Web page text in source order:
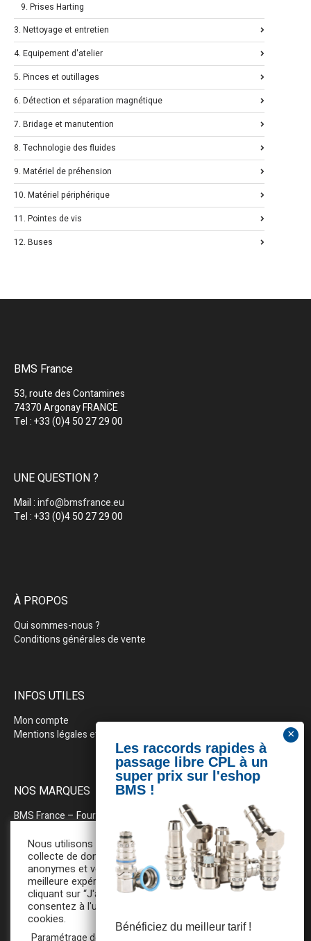
9. Prises Harting
3. Nettoyage et entretien
4. Equipement d'atelier
5. Pinces et outillages
6. Détection et séparation magnétique
7. Bridage et manutention
8. Technologie des fluides
9. Matériel de préhension
10. Matériel périphérique
11. Pointes de vis
12. Buses
BMS France
53, route des Contamines
74370 Argonay FRANCE
Tel : +33 (0)4 50 27 29 00
UNE QUESTION ?
Mail :info@bmsfrance.eu
Tel : +33 (0)4 50 27 29 00
À PROPOS
Qui sommes-nous ?
Conditions générales de vente
INFOS UTILES
Mon compte
Mentions légales et politique de confidentialité
NOS MARQUES
BMS France – Fournitures industrielles pour la plasturgie
BEWEPLAST– Machines & pérhiphériques
PRODOPTIM– Table d’entretien pour moules d’injection
Nous utilisons des cookies pour la
collecte de données statistiques
anonymes et vous assurer une
meilleure expérience de navigation. En
cliquant sur “J'accepte”, vous
consentez à l'utilisation de tous ces
cookies.
Paramétrage des cookies
Bénéficiez du meilleur tarif !